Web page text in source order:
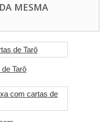
MESMA
Tarô